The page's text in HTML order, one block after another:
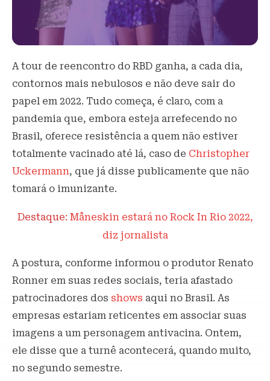
A tour de reencontro do RBD ganha, a cada dia,
contornos mais nebulosos e não deve sair do
papel em 2022. Tudo começa, é claro, com a
pandemia que, embora esteja arrefecendo no
Brasil, oferece resistência a quem não estiver
totalmente vacinado até lá, caso de Christopher
Uckermann, que já disse publicamente que não
tomará o imunizante.
Destaque: Måneskin estará no Rock In Rio 2022,
diz jornalista
A postura, conforme informou o produtor Renato
Ronner em suas redes sociais, teria afastado
patrocinadores dos shows aqui no Brasil. As
empresas estariam reticentes em associar suas
imagens a um personagem antivacina. Ontem,
ele disse que a turnê acontecerá, quando muito,
no segundo semestre.